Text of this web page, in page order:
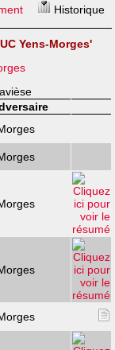
Historique
Yens-Morges'